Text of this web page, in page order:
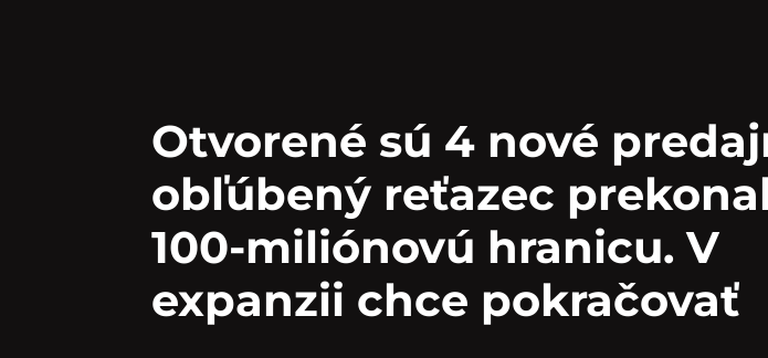
Otvorené sú 4 nové
obľúbený reťazec
100-miliónovú hranicu. V
expanzii chce pokračovať